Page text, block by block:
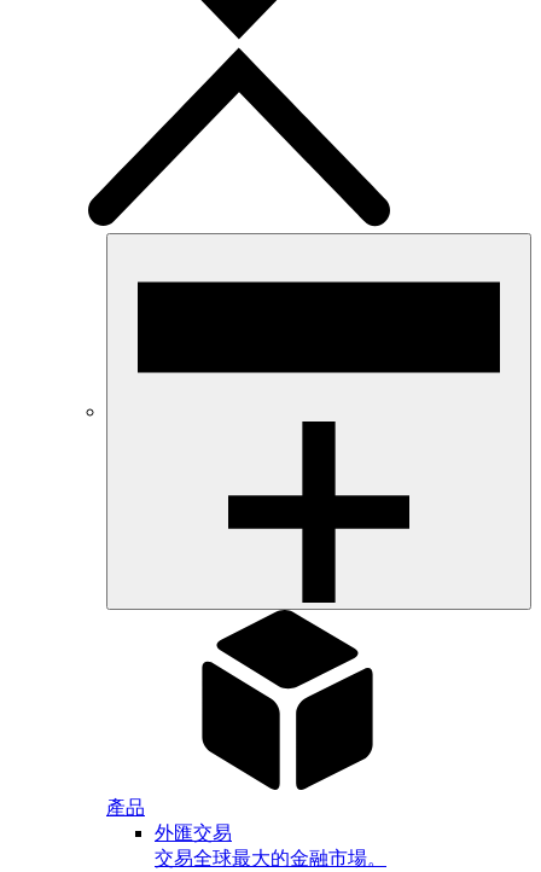
產品
外匯交易
交易全球最大的金融市場。